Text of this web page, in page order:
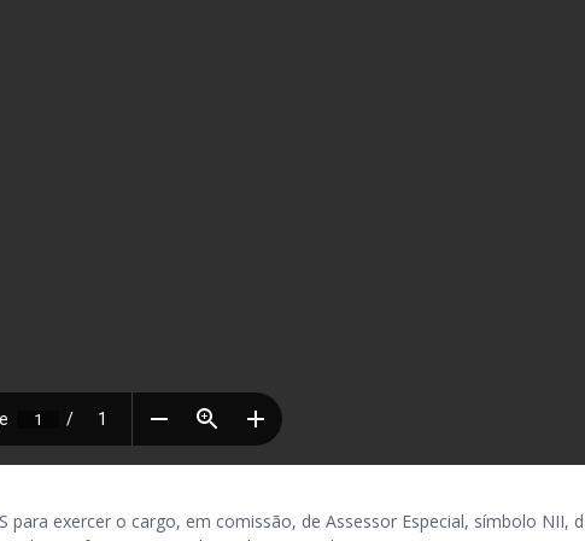
para exercer o cargo, em comissão, de Assessor Especial, símbolo NII,